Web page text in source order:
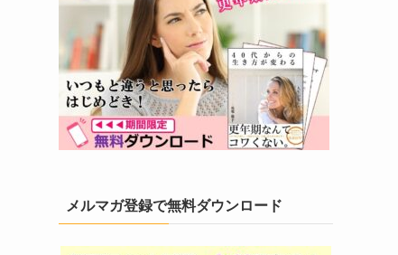
メルマガ登録で無料ダウンロード